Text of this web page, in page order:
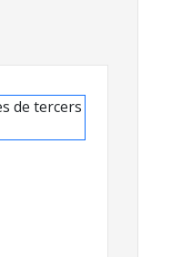
de tercers